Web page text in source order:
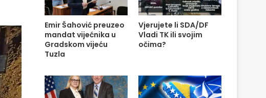
Emir Šahović preuzeo
mandat vijećnika u
Gradskom vijeću
Tuzla
Vjerujete li SDA/DF
Vladi TK ili svojim
očima?